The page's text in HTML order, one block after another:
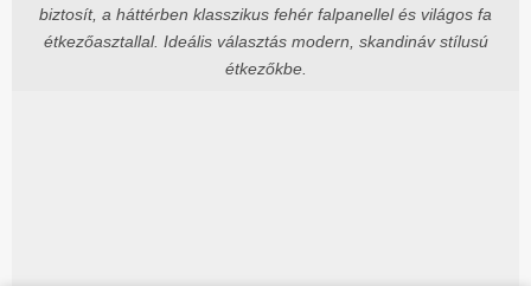
biztosít, a háttérben klasszikus fehér falpanellel és világos fa
étkezőasztallal. Ideális választás modern, skandináv stílusú
étkezőkbe.